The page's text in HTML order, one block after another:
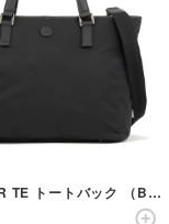
SOLO PER TE トートバック （BLACK）